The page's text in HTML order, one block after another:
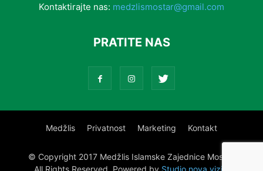
Kontaktirajte nas: medzlismostar@gmail.com
PRATITE NAS
Medžlis Privatnost Marketing Kontakt
© Copyright 2017 Medžlis Islamske Zajednice Mostar.
All Rights Reserved. Powered by Studio nova vizija